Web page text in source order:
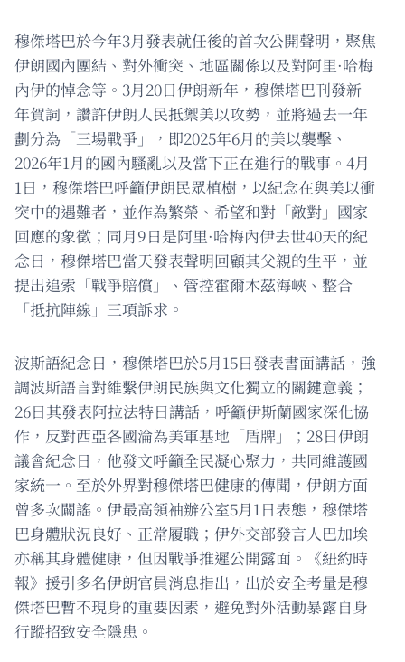
穆傑塔巴於今年3月發表就任後的首次公開聲明，聚焦
伊朗國內團結、對外衝突、地區關係以及對阿里·哈梅
內伊的悼念等。3月20日伊朗新年，穆傑塔巴刊發新
年賀詞，讚許伊朗人民抵禦美以攻勢，並將過去一年
劃分為「三場戰爭」，即2025年6月的美以襲擊、
2026年1月的國內騷亂以及當下正在進行的戰事。4月
1日，穆傑塔巴呼籲伊朗民眾植樹，以紀念在與美以衝
突中的遇難者，並作為繁榮、希望和對「敵對」國家
回應的象徵；同月9日是阿里·哈梅內伊去世40天的紀
念日，穆傑塔巴當天發表聲明回顧其父親的生平，並
提出追索「戰爭賠償」、管控霍爾木茲海峽、整合
「抵抗陣線」三項訴求。
波斯語紀念日，穆傑塔巴於5月15日發表書面講話，強
調波斯語言對維繫伊朗民族與文化獨立的關鍵意義；
26日其發表阿拉法特日講話，呼籲伊斯蘭國家深化協
作，反對西亞各國淪為美軍基地「盾牌」；28日伊朗
議會紀念日，他發文呼籲全民凝心聚力，共同維護國
家統一。至於外界對穆傑塔巴健康的傳聞，伊朗方面
曾多次闢謠。伊最高領袖辦公室5月1日表態，穆傑塔
巴身體狀況良好、正常履職；伊外交部發言人巴加埃
亦稱其身體健康，但因戰爭推遲公開露面。《紐約時
報》援引多名伊朗官員消息指出，出於安全考量是穆
傑塔巴暫不現身的重要因素，避免對外活動暴露自身
行蹤招致安全隱患。